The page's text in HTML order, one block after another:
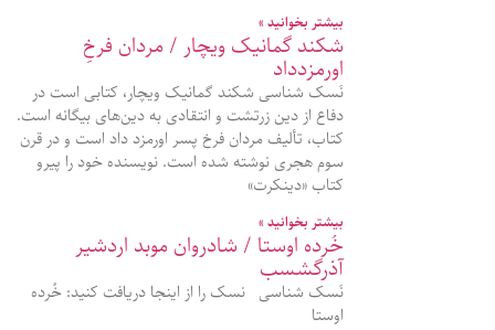
بیشتر بخوانید »
شکند گمانیک ویچار / مردان فرخِ
اورمزدداد
نَسک شناسی شکند گمانیک ویچار، کتابی است در
دفاع از دین زرتشت و انتقادی به دین‌های بیگانه است.
کتاب، تألیف مردان فرخ پسر اورمزد داد است و در قرن
سوم هجری نوشته شده است. نویسنده خود را پیرو
کتاب «دینکرت»
بیشتر بخوانید »
خُرده اوستا / شادروان موبد اردشیر
آذرگشسب
نَسک شناسی نسک را از اینجا دریافت کنید: خُرده
اوستا